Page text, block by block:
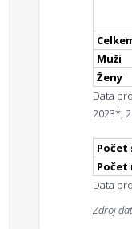
Muži
Ženy
Data
2023*,
Počet
Počet
Data
Zdroj